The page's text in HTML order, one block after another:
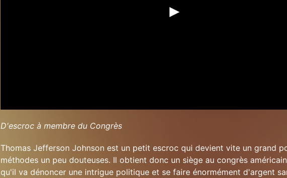
D'escroc à membre du Congrès
Thomas Jefferson Johnson est un petit escroc qui devient vite un grand
méthodes un peu douteuses. Il obtient donc un siège au congrès
qu'il va dénoncer une intrigue politique et se faire énormément d'argent